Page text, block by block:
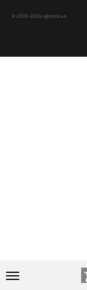
© 2009-2026 vgorode.ua